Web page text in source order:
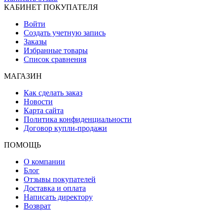
КАБИНЕТ ПОКУПАТЕЛЯ
Войти
Создать учетную запись
Заказы
Избранные товары
Список сравнения
МАГАЗИН
Как сделать заказ
Новости
Карта сайта
Политика конфиденциальности
Договор купли-продажи
ПОМОЩЬ
О компании
Блог
Отзывы покупателей
Доставка и оплата
Написать директору
Возврат